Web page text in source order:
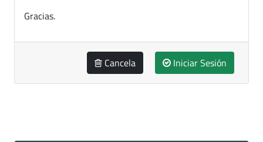
Gracias.
Cancela Iniciar Sesión